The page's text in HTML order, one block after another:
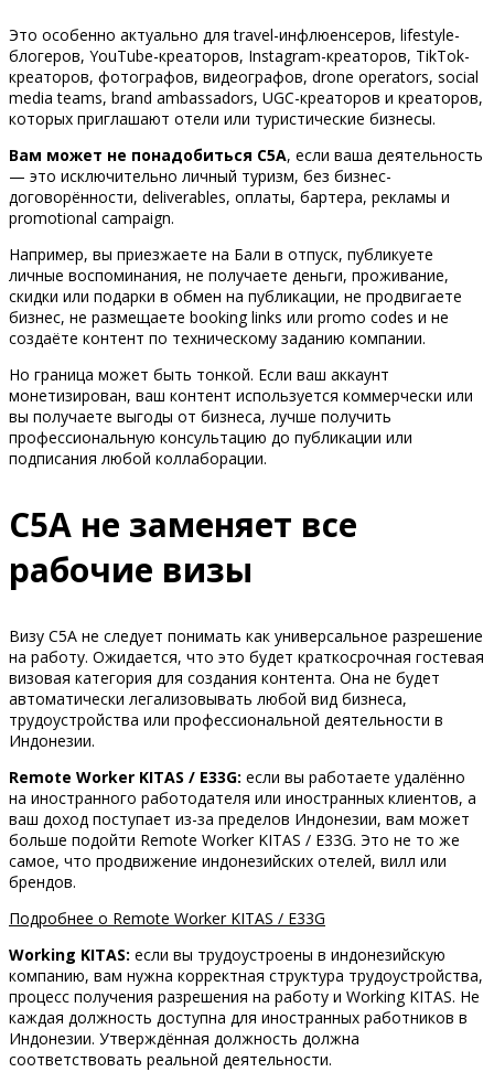
Это особенно актуально для travel-инфлюенсеров, lifestyle-
блогеров, YouTube-креаторов, Instagram-креаторов, TikTok-
креаторов, фотографов, видеографов, drone operators, social
media teams, brand ambassadors, UGC-креаторов и креаторов,
которых приглашают отели или туристические бизнесы.
Вам может не понадобиться C5A, если ваша деятельность
— это исключительно личный туризм, без бизнес-
договорённости, deliverables, оплаты, бартера, рекламы и
promotional campaign.
Например, вы приезжаете на Бали в отпуск, публикуете
личные воспоминания, не получаете деньги, проживание,
скидки или подарки в обмен на публикации, не продвигаете
бизнес, не размещаете booking links или promo codes и не
создаёте контент по техническому заданию компании.
Но граница может быть тонкой. Если ваш аккаунт
монетизирован, ваш контент используется коммерчески или
вы получаете выгоды от бизнеса, лучше получить
профессиональную консультацию до публикации или
подписания любой коллаборации.
C5A не заменяет все
рабочие визы
Визу C5A не следует понимать как универсальное разрешение
на работу. Ожидается, что это будет краткосрочная гостевая
визовая категория для создания контента. Она не будет
автоматически легализовывать любой вид бизнеса,
трудоустройства или профессиональной деятельности в
Индонезии.
Remote Worker KITAS / E33G: если вы работаете удалённо
на иностранного работодателя или иностранных клиентов, а
ваш доход поступает из-за пределов Индонезии, вам может
больше подойти Remote Worker KITAS / E33G. Это не то же
самое, что продвижение индонезийских отелей, вилл или
брендов.
Подробнее о Remote Worker KITAS / E33G
Working KITAS: если вы трудоустроены в индонезийскую
компанию, вам нужна корректная структура трудоустройства,
процесс получения разрешения на работу и Working KITAS. Не
каждая должность доступна для иностранных работников в
Индонезии. Утверждённая должность должна
соответствовать реальной деятельности.